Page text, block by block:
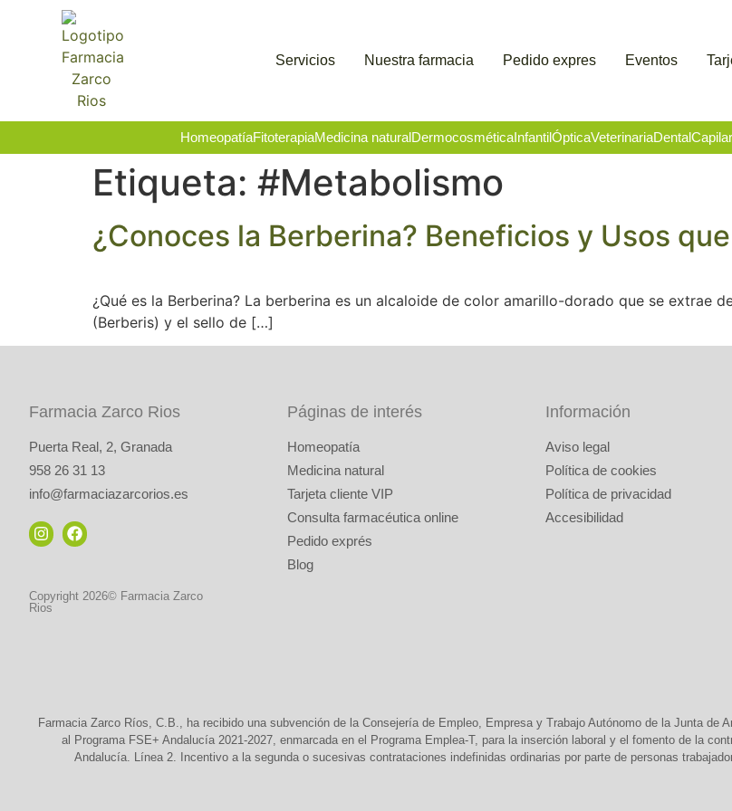
Servicios Nuestra farmacia Pedido expres Eventos
HomeopatíaFitoterapiaMedicina naturalDermocosméticaInfantilÓpticaVeterinariaDental
Etiqueta: #Metabolismo
¿Conoces la Berberina? Beneficios y Usos
¿Qué es la Berberina? La berberina es un alcaloide de color amarillo-dorado que se extrae
(Berberis) y el sello de […]
Farmacia Zarco Rios
Puerta Real, 2, Granada
958 26 31 13
info@farmaciazarcorios.es
Copyright 2026© Farmacia Zarco
Rios
Páginas de interés
Homeopatía
Medicina natural
Tarjeta cliente VIP
Consulta farmacéutica online
Pedido exprés
Blog
Información
Aviso legal
Política de cookies
Política de privacidad
Accesibilidad
Farmacia Zarco Ríos, C.B., ha recibido una subvención de la Consejería de Empleo, Empresa y Trabajo Autónomo de la Junta de
al Programa FSE+ Andalucía 2021-2027, enmarcada en el Programa Emplea-T, para la inserción laboral y el fomento de la
Andalucía. Línea 2. Incentivo a la segunda o sucesivas contrataciones indefinidas ordinarias por parte de personas